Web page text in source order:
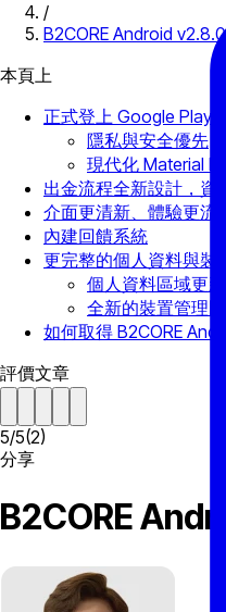
/
B2CORE Android
本頁上
正式登上 Google Play！
隱私與安全優先
現代化 Material
出金流程全新設計，資
介面更清新、體驗更流暢
內建回饋系統
更完整的個人資料與裝
個人資料區域更新
全新的裝置管理區
如何取得 B2CORE
評價文章
5/5(2)
分享
B2CORE